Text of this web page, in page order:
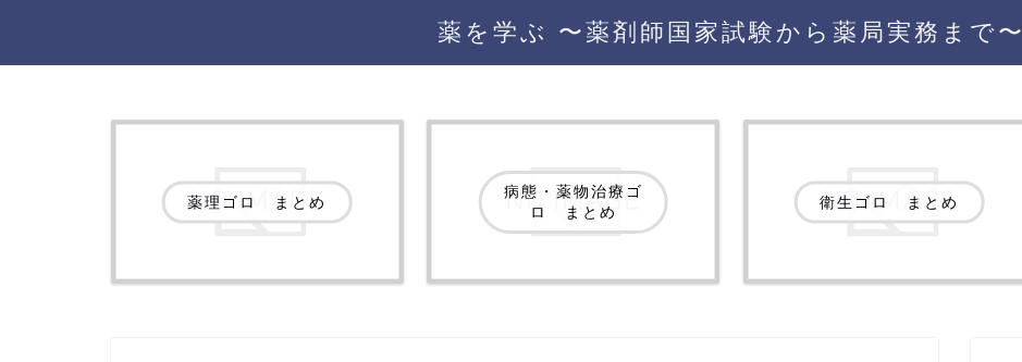
薬を学ぶ 〜薬剤師国家試験から薬局実務まで〜
薬理ゴロ まとめ
病態・薬物治療ゴ
ロ まとめ
衛生ゴロ まとめ